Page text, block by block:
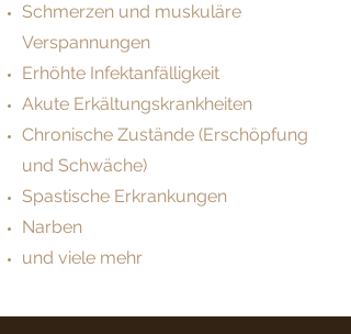
Schmerzen und muskuläre
Verspannungen
Erhöhte Infektanfälligkeit
Akute Erkältungskrankheiten
Chronische Zustände (Erschöpfung
und Schwäche)
Spastische Erkrankungen
Narben
und viele mehr